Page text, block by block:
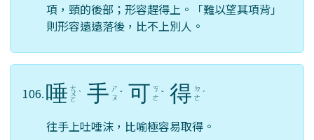
項，頸的後部；形容趕得上。「難以望其項背」
則形容遠遠落後，比不上別人。
106.唾 ㄊ
ㄨ
ㄛ
ˋ 手 ㄕ
ㄡ ˇ 可 ㄎ
ㄜ ˇ 得 ㄉ
ㄜ ˊ
往手上吐唾沫，比喻極容易取得。